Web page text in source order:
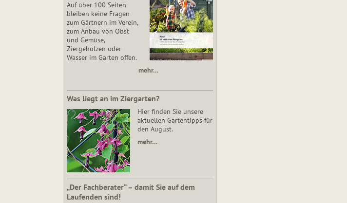
Auf über 100 Seiten
bleiben keine Fragen
zum Gärtnern im Verein,
zum Anbau von Obst
und Gemüse,
Ziergehölzen oder
Wasser im Garten offen.
mehr…
Was liegt an im Ziergarten?
Hier finden Sie unsere
aktuellen Gartentipps für
den August.
mehr…
„Der Fachberater“ – damit Sie auf dem
Laufenden sind!